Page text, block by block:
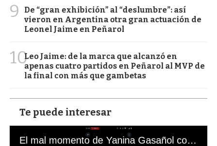
9
De “gran exhibición” al “deslumbre”: así
vieron en Argentina otra gran actuación de
Leonel Jaime en Peñarol
10Leo Jaime: de la marca que alcanzó en
apenas cuatro partidos en Peñarol al MVP de
la final con más que gambetas
Te puede interesar
El mal momento de Yanina Gasañol con un hincha argentino en "Subrayado"